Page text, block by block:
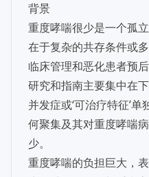
背景
重度哮喘很少是一个孤
在于复杂的共存条件或
临床管理和恶化患者预
研究和指南主要集中在
并发症或‘可治疗特征’
何聚集及其对重度哮喘
少。
重度哮喘的负担巨大，